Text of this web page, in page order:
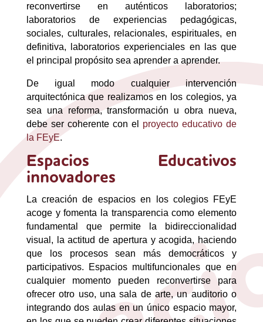
reconvertirse en auténticos laboratorios;
laboratorios de experiencias pedagógicas,
sociales, culturales, relacionales, espirituales, en
definitiva, laboratorios experienciales en las que
el principal propósito sea aprender a aprender.
De igual modo cualquier intervención
arquitectónica que realizamos en los colegios, ya
sea una reforma, transformación u obra nueva,
debe ser coherente con el proyecto educativo de
la FEyE.
Espacios Educativos
innovadores
La creación de espacios en los colegios FEyE
acoge y fomenta la transparencia como elemento
fundamental que permite la bidireccionalidad
visual, la actitud de apertura y acogida, haciendo
que los procesos sean más democráticos y
participativos. Espacios multifuncionales que en
cualquier momento pueden reconvertirse para
ofrecer otro uso, una sala de arte, un auditorio o
integrando dos aulas en un único espacio mayor,